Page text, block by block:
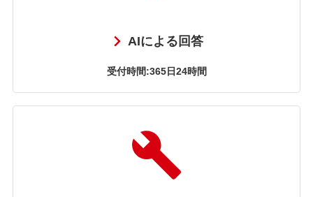
AIによる回答
受付時間:365日24時間